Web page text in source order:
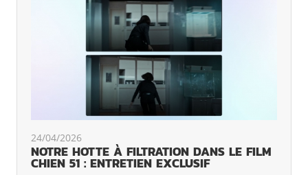
24/04/2026
NOTRE HOTTE À FILTRATION DANS LE FILM
CHIEN 51 : ENTRETIEN EXCLUSIF